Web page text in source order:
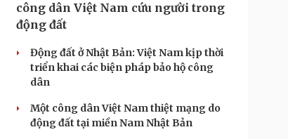
công dân Việt Nam cứu người trong
động đất
Động đất ở Nhật Bản: Việt Nam kịp thời
triển khai các biện pháp bảo hộ công
dân
Một công dân Việt Nam thiệt mạng do
động đất tại miền Nam Nhật Bản